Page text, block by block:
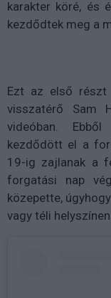
karakter köré, és
kezdődtek meg a
Ezt az első
visszatérő Sam
videóban.
kezdődött el a
19-ig zajlanak a
forgatási nap
közepette,
vagy téli